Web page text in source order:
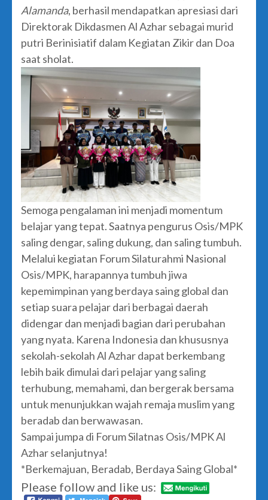
Alamanda, berhasil mendapatkan apresiasi dari
Direktorak Dikdasmen Al Azhar sebagai murid
putri Berinisiatif dalam Kegiatan Zikir dan Doa
saat sholat.
Semoga pengalaman ini menjadi momentum
belajar yang tepat. Saatnya pengurus Osis/MPK
saling dengar, saling dukung, dan saling tumbuh.
Melalui kegiatan Forum Silaturahmi Nasional
Osis/MPK, harapannya tumbuh jiwa
kepemimpinan yang berdaya saing global dan
setiap suara pelajar dari berbagai daerah
didengar dan menjadi bagian dari perubahan
yang nyata. Karena Indonesia dan khususnya
sekolah-sekolah Al Azhar dapat berkembang
lebih baik dimulai dari pelajar yang saling
terhubung, memahami, dan bergerak bersama
untuk menunjukkan wajah remaja muslim yang
beradab dan berwawasan.
Sampai jumpa di Forum Silatnas Osis/MPK Al
Azhar selanjutnya!
*Berkemajuan, Beradab, Berdaya Saing Global*
Please follow and like us: